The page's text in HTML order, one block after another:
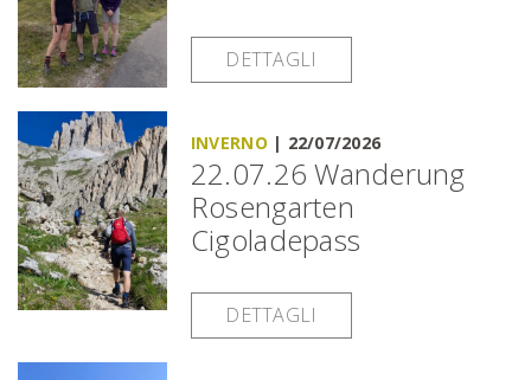
DETTAGLI
INVERNO | 22/07/2026
22.07.26 Wanderung
Rosengarten
Cigoladepass
DETTAGLI